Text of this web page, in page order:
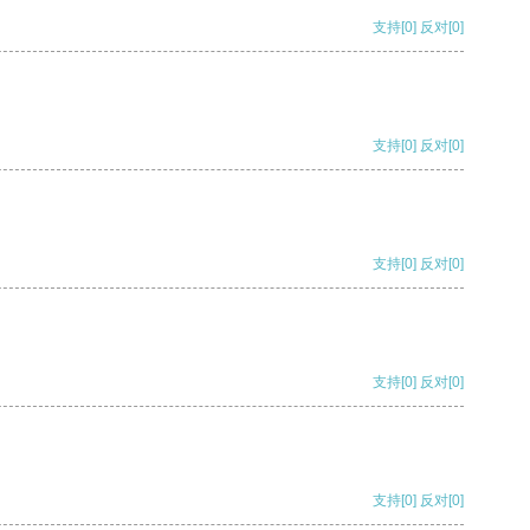
支持[0] 反对[0]
支持[0] 反对[0]
支持[0] 反对[0]
支持[0] 反对[0]
支持[0] 反对[0]